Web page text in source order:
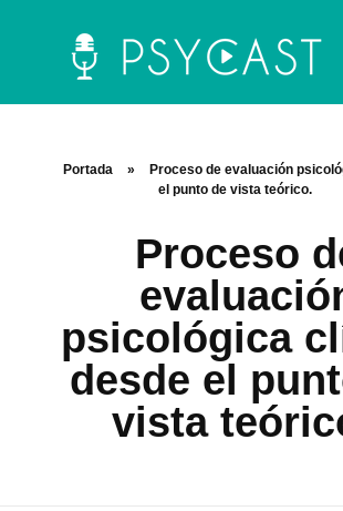
La plataforma y asociación Psycast.es es una propuesta didáctica innovadora de psicología que ofrece información sobre diferentes temáticas psicológicas a través de material audiovisual y la selección de artículos científicos y de divulgación.
Portada »
Proceso de evaluación
el punto de vista teórico.
Proceso
psicológica
desde el
vista